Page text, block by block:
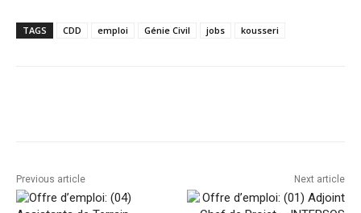
TAGS CDD emploi Génie Civil jobs kousseri
Previous article Next article